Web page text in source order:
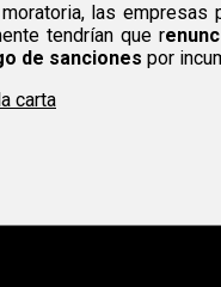
las empresas
tendrían que r
de sanciones por
carta